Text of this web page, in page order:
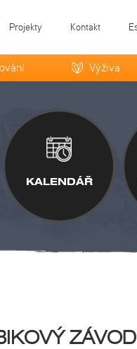
Projekty Kontakt
Výživa
KALENDÁŘ